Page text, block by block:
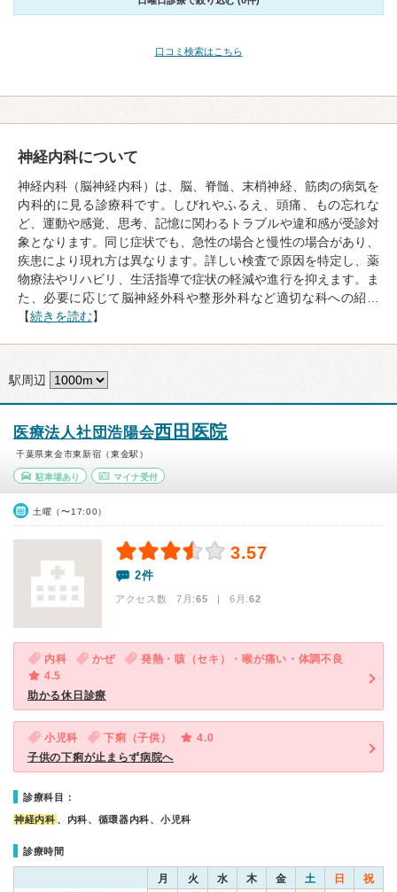
口コミ検索はこちら
神経内科について
神経内科（脳神経内科）は、脳、脊髄、末梢神経、筋肉の病気を
内科的に見る診療科です。しびれやふるえ、頭痛、もの忘れな
ど、運動や感覚、思考、記憶に関わるトラブルや違和感が受診対
象となります。同じ症状でも、急性の場合と慢性の場合があり、
疾患により現れ方は異なります。詳しい検査で原因を特定し、薬
物療法やリハビリ、生活指導で症状の軽減や進行を抑えます。ま
た、必要に応じて脳神経外科や整形外科など適切な科への紹…
【続きを読む】
駅周辺
医療法人社団浩陽会西田医院
千葉県東金市東新宿（東金駅）
駐車場あり マイナ受付
土曜（〜17:00）
3.57
2件
アクセス数 7月:65 | 6月:62
内科 かぜ
発熱・咳（セキ）・喉が痛い・体調不良
4.5
助かる休日診療
小児科 下痢（子供）
4.0
子供の下痢が止まらず病院へ
診療科目：
神経内科 、内科、循環器内科、小児科
診療時間
月 火 水 木 金 土 日 祝